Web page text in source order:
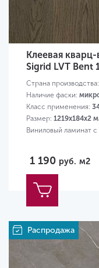
Клеевая
Sigrid LVT Bent
Страна производства:
Наличие фаски:
Класс применения:
Размер: 1219х184х2
Виниловый ламинат
1 190 руб. м2
Распродажа